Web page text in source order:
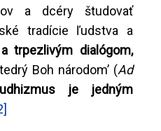
a dcéry študovať
tradície ľudstva a
trpezlivým dialógom,
Boh národom’ (Ad
je jedným